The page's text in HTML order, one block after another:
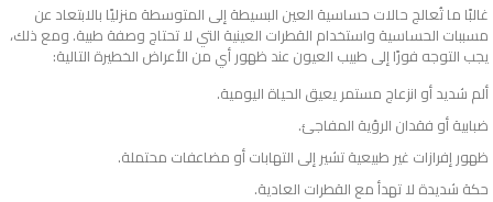
غالبًا ما تُعالج حالات حساسية العين البسيطة إلى المتوسطة منزليًا بالابتعاد عن
مسببات الحساسية واستخدام القطرات العينية التي لا تحتاج وصفة طبية. ومع ذلك،
يجب التوجه فورًا إلى طبيب العيون عند ظهور أي من الأعراض الخطيرة التالية:
ألم شديد أو انزعاج مستمر يعيق الحياة اليومية.
ضبابية أو فقدان الرؤية المفاجئ.
ظهور إفرازات غير طبيعية تشير إلى التهابات أو مضاعفات محتملة.
حكة شديدة لا تهدأ مع القطرات العادية.